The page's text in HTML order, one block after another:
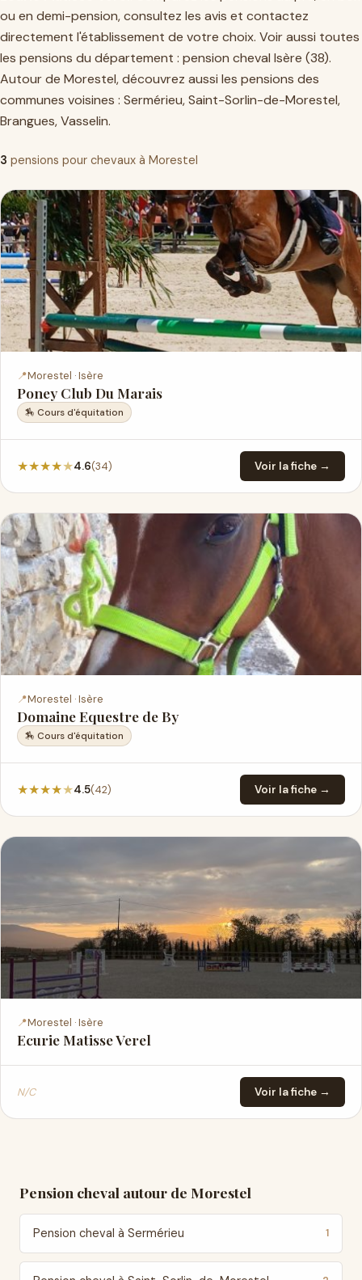
ou en demi-pension, consultez les avis et contactez
directement l'établissement de votre choix. Voir aussi toutes
les pensions du département : pension cheval Isère (38).
Autour de Morestel, découvrez aussi les pensions des
communes voisines : Sermérieu,Saint-Sorlin-de-Morestel,
Brangues,Vasselin.
3 pensions pour chevaux à Morestel
📍Morestel · Isère
Poney Club Du Marais
🏇 Cours d'équitation
★★★★★4.6(34) Voir la fiche →
📍Morestel · Isère
Domaine Equestre de By
🏇 Cours d'équitation
★★★★★4.5(42) Voir la fiche →
📍Morestel · Isère
Ecurie Matisse Verel
N/C Voir la fiche →
Pension cheval autour de Morestel
Pension cheval à Sermérieu 1